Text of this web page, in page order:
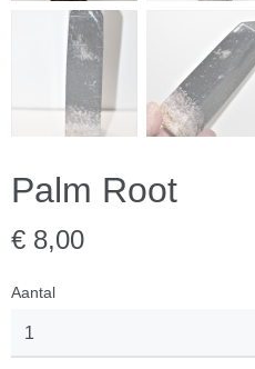
Palm Root
€ 8,00
Aantal